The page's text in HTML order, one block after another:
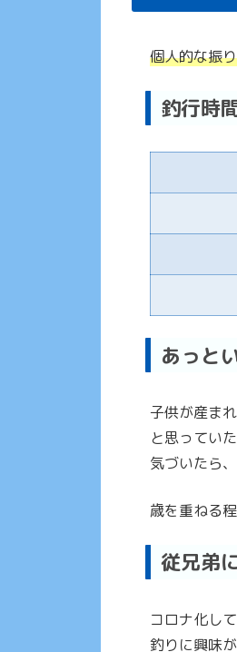
個人的な振
釣行時
あっと
子供が産ま
と思っていた
気づいたら
歳を重ねる
従兄弟
コロナ化し
釣りに興味